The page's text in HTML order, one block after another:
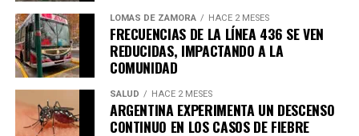
que los consorcios más grandes implementen
dispositivos que regulen el flujo y la presión del agua
para evitar su desperdicio.
Una enfermedad grave e incurable.
Un estado crónico irreversible.
Un sufrimiento físico o psíquico que se considere
Además, es necesario que la persona exprese su
LOMAS DE ZAMORA HACE 2 MESES
FRECUENCIAS DE LA LÍNEA 436 SE VEN
REDUCIDAS, IMPACTANDO A LA
COMUNIDAD
SALUD HACE 2 MESES
ARGENTINA EXPERIMENTA UN DESCENSO
CONTINUO EN LOS CASOS DE FIEBRE